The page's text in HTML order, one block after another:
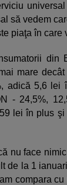
să vedem
piaţa în care
din
mare
adică 5,6 lei
- 24,5%,
lei în plus
nu face
de la 1
compara